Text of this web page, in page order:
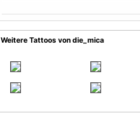
Weitere Tattoos von die_mica